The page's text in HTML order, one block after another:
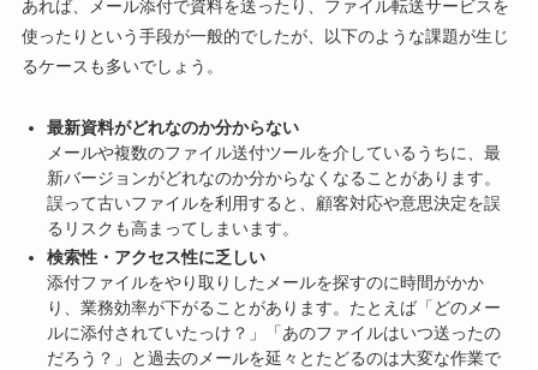
あれば、メール添付で資料を送ったり、ファイル転送サービスを
使ったりという手段が一般的でしたが、以下のような課題が生じ
るケースも多いでしょう。
最新資料がどれなのか分からない
メールや複数のファイル送付ツールを介しているうちに、最
新バージョンがどれなのか分からなくなることがあります。
誤って古いファイルを利用すると、顧客対応や意思決定を誤
るリスクも高まってしまいます。
検索性・アクセス性に乏しい
添付ファイルをやり取りしたメールを探すのに時間がかか
り、業務効率が下がることがあります。たとえば「どのメー
ルに添付されていたっけ？」「あのファイルはいつ送ったの
だろう？」と過去のメールを延々とたどるのは大変な作業で